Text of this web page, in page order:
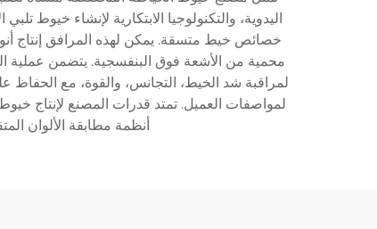
اليدوية، والتكنولوجيا الابتكارية لإنشاء
خصائص خيط متسقة. يمكن لهذه المرافق إنتاج
محمية من الأشعة فوق البنفسجية. يتضمن عملية
لمراقبة شد الخيط، التجانس، والقوة، مع
لمواصفات العميل. تمتد قدرات المصنع لإنتاج
أنظمة مطابقة الألوان